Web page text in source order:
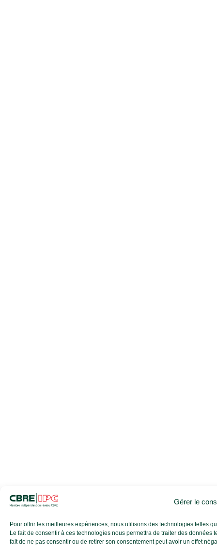
Gérer le
Pour offrir les meilleures expériences, nous utilisons des technologies telles
Le fait de consentir à ces technologies nous permettra de traiter des
fait de ne pas consentir ou de retirer son consentement peut avoir un effet